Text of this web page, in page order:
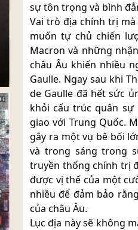
sự tôn trọng và bình
Vai trò địa chính trị
muốn tự chủ chiến
Macron và những
châu Âu khiến nhiều
Gaulle. Ngay sau khi
de Gaulle đã hết sức
khỏi cấu trúc quân sự
giao với Trung Quốc.
gây ra một vụ bê bối
và trong sáng trong
truyền thống chính trị
được vị thế của một
nhiều để đảm bảo
của châu Âu.
Lục địa này sẽ không